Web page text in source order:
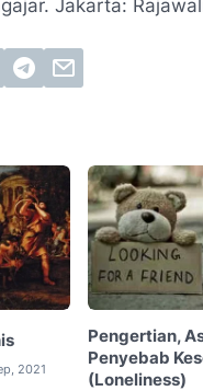
Jakarta:
2021
Pengertian,
Penyebab
(Loneliness)